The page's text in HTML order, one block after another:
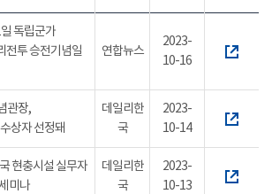
독립군가
투 승전기념일
연합뉴스
2023-
10-16
관장,
상자 선정돼
데일리한
국
2023-
10-14
현충시설 실무자
미나
데일리한
국
2023-
10-13